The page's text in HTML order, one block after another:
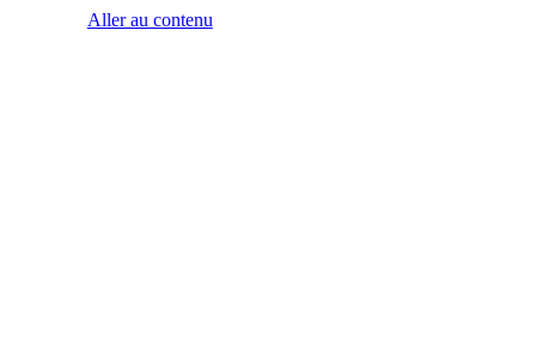
Aller au contenu